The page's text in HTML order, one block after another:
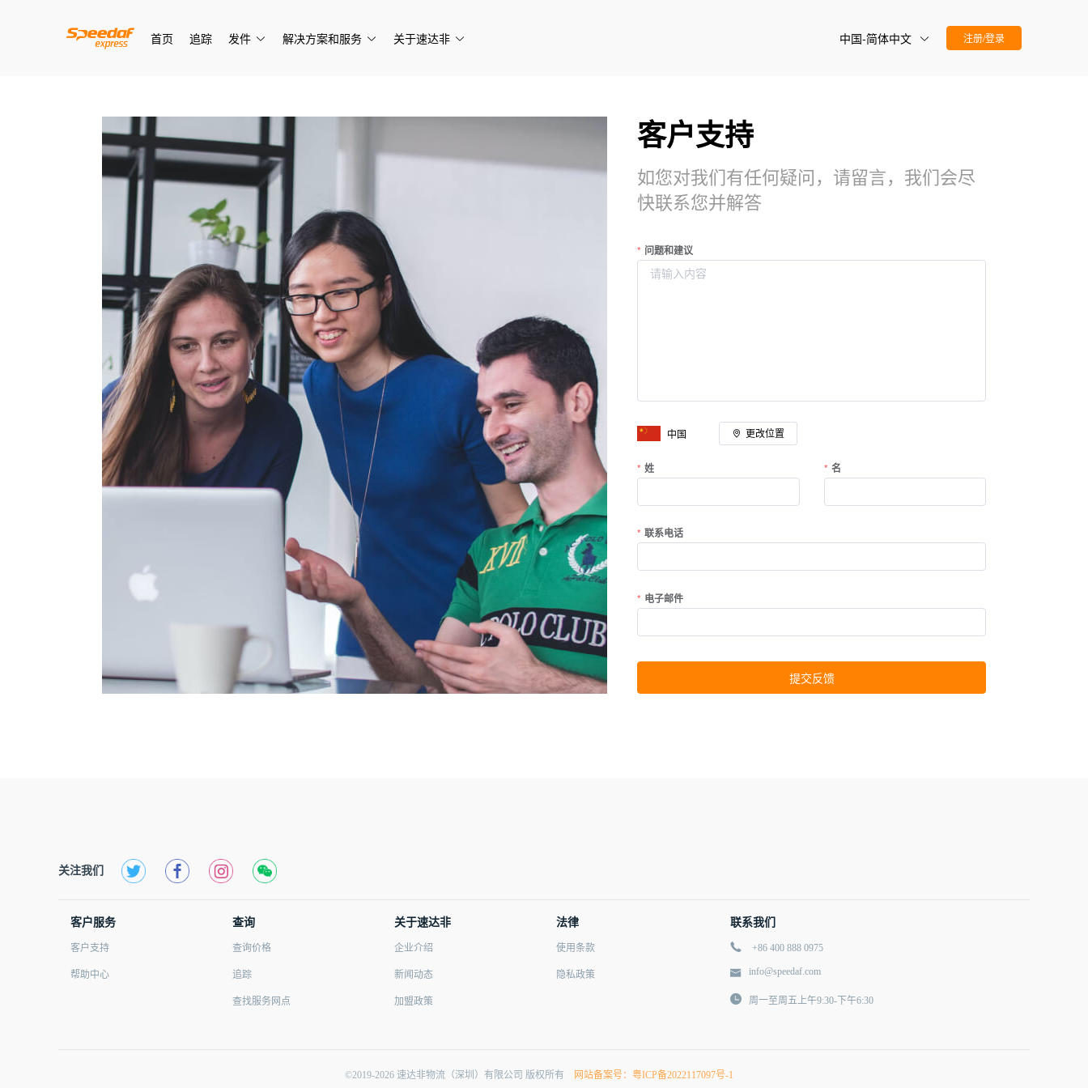
首页 追踪 发件 解决方案和服务 关于速达非 中国-简体中文 注册/登录
客户支持
如您对我们有任何疑问，请留言，我们会尽
快联系您并解答
问题和建议
中国 更改位置
姓 名
联系电话
电子邮件
提交反馈
关注我们
客户服务
客户支持
帮助中心
查询
查询价格
追踪
查找服务网点
关于速达非
企业介绍
新闻动态
加盟政策
法律
使用条款
隐私政策
联系我们
+86 400 888 0975
info@speedaf.com
周一至周五上午9:30-下午6:30
©2019-2026 速达非物流（深圳）有限公司 版权所有 网站备案号：粤ICP备2022117097号-1